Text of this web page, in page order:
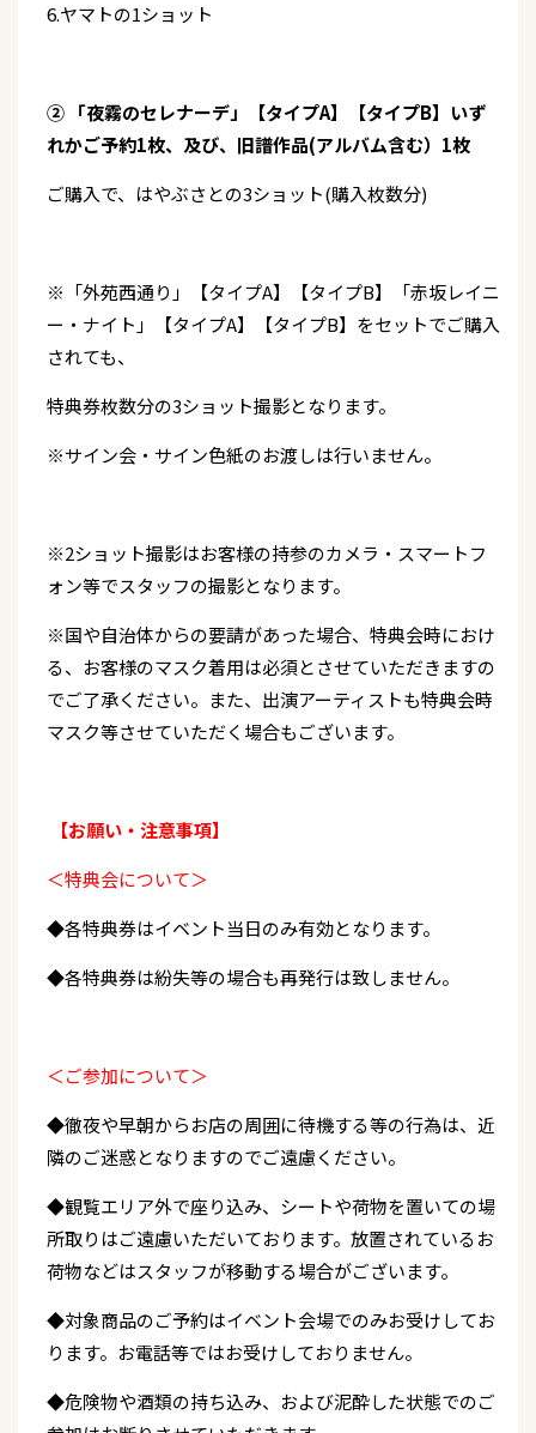
6.ヤマトの1ショット
② 「夜霧のセレナーデ」【タイプA】【タイプB】いず
れかご予約1枚、及び、旧譜作品(アルバム含む）1枚
ご購入で、はやぶさとの3ショット(購入枚数分)
※「外苑西通り」【タイプA】【タイプB】「赤坂レイニ
ー・ナイト」【タイプA】【タイプB】をセットでご購入
されても、
特典券枚数分の3ショット撮影となります。
※サイン会・サイン色紙のお渡しは行いません。
※2ショット撮影はお客様の持参のカメラ・スマートフ
ォン等でスタッフの撮影となります。
※国や自治体からの要請があった場合、特典会時におけ
る、お客様のマスク着用は必須とさせていただきますの
でご了承ください。また、出演アーティストも特典会時
マスク等させていただく場合もございます。
【お願い・注意事項】
＜特典会について＞
◆各特典券はイベント当日のみ有効となります。
◆各特典券は紛失等の場合も再発行は致しません。
＜ご参加について＞
◆徹夜や早朝からお店の周囲に待機する等の行為は、近
隣のご迷惑となりますのでご遠慮ください。
◆観覧エリア外で座り込み、シートや荷物を置いての場
所取りはご遠慮いただいております。放置されているお
荷物などはスタッフが移動する場合がございます。
◆対象商品のご予約はイベント会場でのみお受けしてお
ります。お電話等ではお受けしておりません。
◆危険物や酒類の持ち込み、および泥酔した状態でのご